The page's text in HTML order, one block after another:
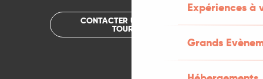
Expériences à
Grands
CONTACTER UN OFFICE DE
TOURISME